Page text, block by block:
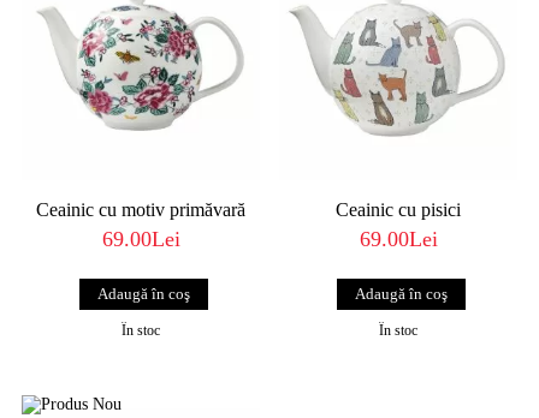
Ceainic cu motiv primăvară
69.00Lei
În stoc
Ceainic cu pisici
69.00Lei
În stoc